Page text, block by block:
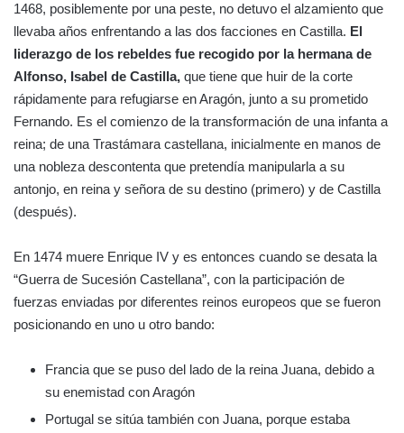
1468, posiblemente por una peste, no detuvo el alzamiento que
llevaba años enfrentando a las dos facciones en Castilla. El
liderazgo de los rebeldes fue recogido por la hermana de
Alfonso, Isabel de Castilla, que tiene que huir de la corte
rápidamente para refugiarse en Aragón, junto a su prometido
Fernando. Es el comienzo de la transformación de una infanta a
reina; de una Trastámara castellana, inicialmente en manos de
una nobleza descontenta que pretendía manipularla a su
antonjo, en reina y señora de su destino (primero) y de Castilla
(después).
En 1474 muere Enrique IV y es entonces cuando se desata la
“Guerra de Sucesión Castellana”, con la participación de
fuerzas enviadas por diferentes reinos europeos que se fueron
posicionando en uno u otro bando:
Francia que se puso del lado de la reina Juana, debido a
su enemistad con Aragón
Portugal se sitúa también con Juana, porque estaba